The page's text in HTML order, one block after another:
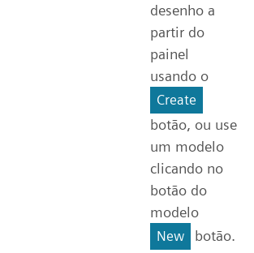
desenho a
partir do
painel
usando o
Create
botão, ou use
um modelo
clicando no
botão do
modelo
New botão.